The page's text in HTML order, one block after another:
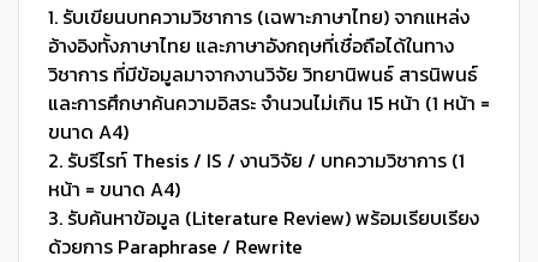
1. รับเขียนบทความวิชาการ (เฉพาะภาษาไทย) จากแหล่ง
อ้างอิงทั้งภาษาไทย และภาษาอังกฤษที่เชื่อถือได้ในทาง
วิชาการ ที่มีข้อมูลมาจากงานวิจัย วิทยานิพนธ์ สารนิพนธ์
และการศึกษาค้นความอิสระ จำนวนไม่เกิน 15 หน้า (1 หน้า =
ขนาด A4)
2. รับรีไรท์ Thesis / IS / งานวิจัย / บทความวิชาการ (1
หน้า = ขนาด A4)
3. รับค้นหาข้อมูล (Literature Review) พร้อมเรียบเรียง
ด้วยการ Paraphrase / Rewrite